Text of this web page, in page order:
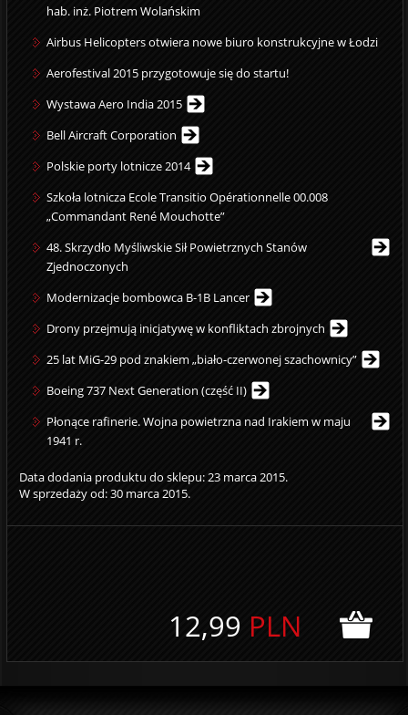
hab. inż. Piotrem Wolańskim
Airbus Helicopters otwiera nowe biuro konstrukcyjne w Łodzi
Aerofestival 2015 przygotowuje się do startu!
Wystawa Aero India 2015
Bell Aircraft Corporation
Polskie porty lotnicze 2014
Szkoła lotnicza Ecole Transitio Opérationnelle 00.008
„Commandant René Mouchotte”
48. Skrzydło Myśliwskie Sił Powietrznych Stanów
Zjednoczonych
Modernizacje bombowca B-1B Lancer
Drony przejmują inicjatywę w konfliktach zbrojnych
25 lat MiG-29 pod znakiem „biało-czerwonej szachownicy”
Boeing 737 Next Generation (część II)
Płonące rafinerie. Wojna powietrzna nad Irakiem w maju
1941 r.
Data dodania produktu do sklepu: 23 marca 2015.
W sprzedaży od: 30 marca 2015.
12,99 PLN